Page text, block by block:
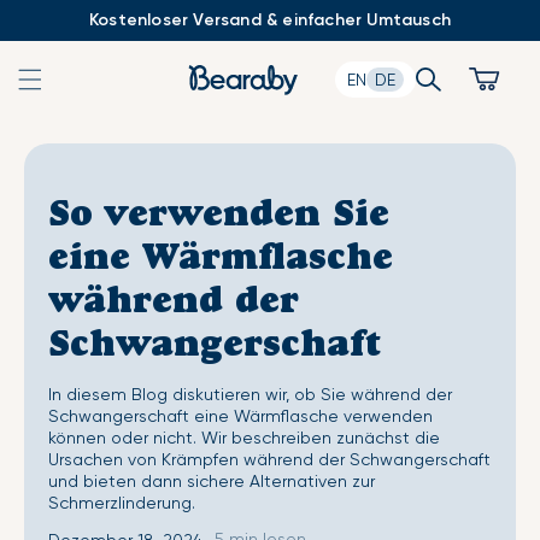
Kostenloser Versand & einfacher Umtausch
EN DE Search Cart
So verwenden Sie
eine Wärmflasche
während der
Schwangerschaft
In diesem Blog diskutieren wir, ob Sie während der
Schwangerschaft eine Wärmflasche verwenden
können oder nicht. Wir beschreiben zunächst die
Ursachen von Krämpfen während der Schwangerschaft
und bieten dann sichere Alternativen zur
Schmerzlinderung.